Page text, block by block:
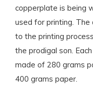
copperplate is being
used for printing.
to the printing
the prodigal son.
made of 280 grams
400 grams paper.